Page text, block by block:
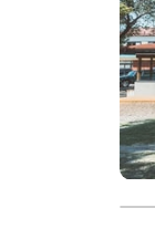
r
c
h